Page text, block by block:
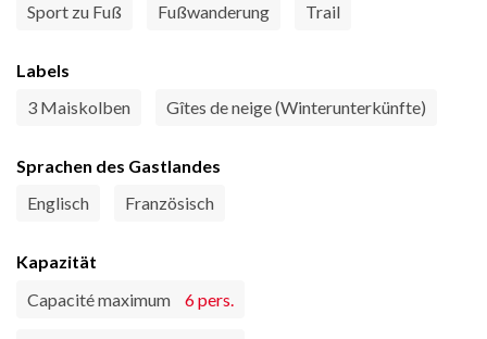
Sport zu Fuß Fußwanderung Trail
Labels
3 Maiskolben
Gîtes de neige (Winterunterkünfte)
Sprachen des Gastlandes
Englisch
Französisch
Kapazität
Capacité maximum
6 pers.